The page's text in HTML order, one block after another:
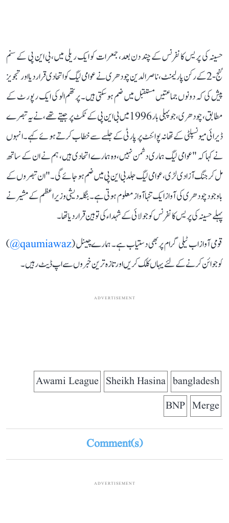
حسینہ کی پریس کانفرنس کے چند دن بعد، جمعرات کو ایک ریلی میں، بی این پی کے سنم
گنج-2 کے رکن پارلیمنٹ، ناصر الدین چودھری نے عوامی لیگ کو اتحادی قرار دیا اور تجویز
پیش کی کہ دونوں جماعتیں مستقبل میں ضم ہو سکتی ہیں۔ پرتھم الو کی ایک رپورٹ کے
مطابق، چودھری، جو پہلی بار 1996 میں بی این پی کے ٹکٹ پر جیتے تھے، نے یہ تبصرے
ڈیرائی میونسپلٹی کے تھانہ پوائنٹ پر پارٹی کے جلسے سے خطاب کرتے ہوئے کہے۔ انہوں
نے کہا کہ "عوامی لیگ ہماری دشمن نہیں، وہ ہمارے اتحادی ہیں، ہم نے ان کے ساتھ
مل کر جنگ آزادی لڑی، عوامی لیگ جلد بی این پی میں ضم ہو جائے گی۔" ان تبصروں کے
باوجود چودھری کی آواز ایک تنہا آواز معلوم ہوتی ہے۔ بنگلہ دیشی وزیراعظم کے مشیر نے
پہلے حسینہ کی پریس کانفرنس کو جولائی کے شہداء کی توہین قرار دیا تھا۔
قومی آواز اب ٹیلی گرام پر بھی دستیاب ہے۔ ہمارے چینل (qaumiawaz@
)
کو جوائن کرنے کے لئے یہاں کلک کریں اور تازہ ترین خبروں سے اپ ڈیٹ رہیں۔
ADVERTISEMENT
bangladesh
Sheikh Hasina
Awami League
Merge
BNP
Comment(s)
ADVERTISEMENT